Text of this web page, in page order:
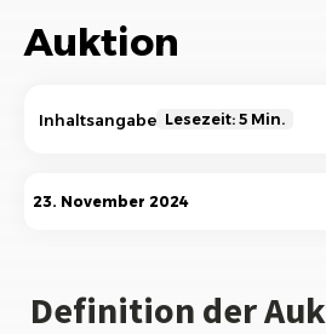
Auktion
Inhaltsangabe Lesezeit: 5 Min.
Definition der Auktion
Der Ablauf einer Auktion
23. November 2024
Definition der